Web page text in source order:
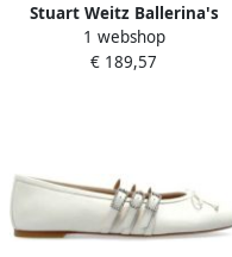
Stuart Weitz Ballerina's
Celeste
1 webshop
€ 189,57